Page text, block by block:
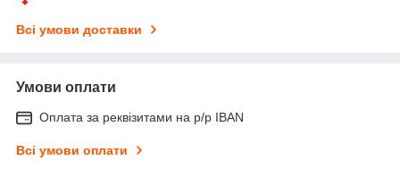
Всі умови доставки
Умови оплати
Оплата за реквізитами на р/р IBAN
Всі умови оплати